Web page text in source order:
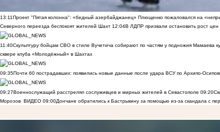
13:11Проект "Пятая колонна": «бедный азербайджанец» Плющенко пожаловался на
Северного переезда беспокоят жителей Шахт 12:04В ЛДПР призвали остановить рост цен
11:40Скульптуру бойцам СВО в стиле Вучетича собирают по частям у подножия Мамаева
сквере клуба «Молодёжный» в Шахтах
09:35Почти 60 пострадавших: появились новые данные после удара ВСУ по Архипо-
09:27Военнослужащий расстрелял сослуживцев и мирных жителей в Севастополе 09:20
Морозов ВИДЕО 09:00Дончане обратились к Бастрыкину за помощью из-за скандала с